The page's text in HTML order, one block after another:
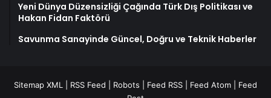
Yeni Dünya Düzensizliği Çağında Türk Dış Politikası ve
Hakan Fidan Faktörü
Savunma Sanayinde Güncel, Doğru ve Teknik Haberler
Sitemap XML RSS Feed Robots Feed RSS Feed Atom
Feed